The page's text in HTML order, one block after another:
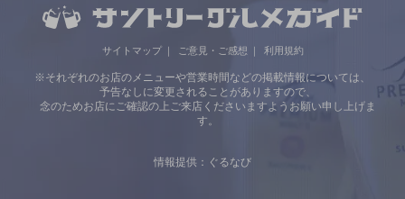
サイトマップ ご意見・ご感想 利用規約
※それぞれのお店のメニューや営業時間などの掲載情報については、
予告なしに変更されることがありますので、
念のためお店にご確認の上ご来店くださいますようお願い申し上げま
す。
情報提供：ぐるなび